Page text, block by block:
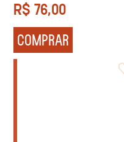
Ferreira
R$ 76,00
COMPRAR